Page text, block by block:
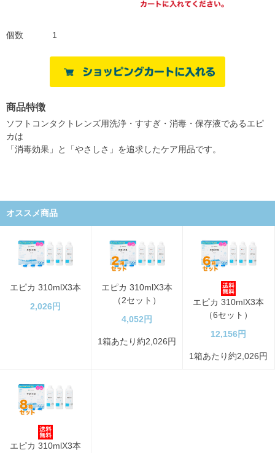
個数 1
商品特徴
ソフトコンタクトレンズ用洗浄・すすぎ・消毒・保存液であるエピ
カは
「消毒効果」と「やさしさ」を追求したケア用品です。
オススメ商品
エピカ 310mlX3本
2,026円
エピカ 310mlX3本
（2セット）
4,052円
1箱あたり約2,026円
エピカ 310mlX3本
（6セット）
12,156円
1箱あたり約2,026円
エピカ 310mlX3本